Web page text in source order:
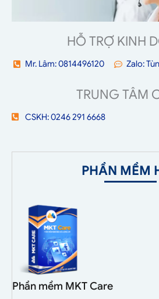
HỖ TRỢ KINH
Mr. Lâm: 0814496120 Zalo:
TRUNG TÂM
CSKH: 0246 291 6668
PHẦN MỀM
Phần mềm MKT Care